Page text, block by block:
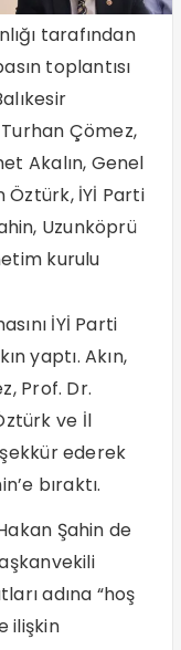
tarafından
toplantısı
Çömez,
Akalın, Genel
Öztürk, İYİ Parti
Uzunköprü
kurulu
İYİ Parti
yaptı. Akın,
Prof. Dr.
ve İl
ederek
bıraktı.
Şahin de
adına “hoş
ilişkin